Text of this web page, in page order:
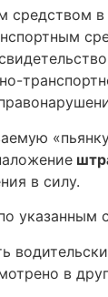
средством
в силу.
указанным
в